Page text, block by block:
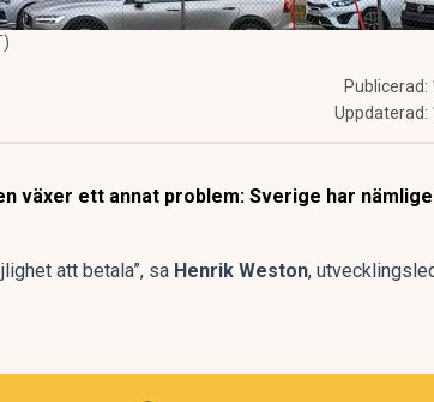
Publicerad:
Uppdaterad:
växer ett annat problem: Sverige har
att betala”, sa Henrik Weston,